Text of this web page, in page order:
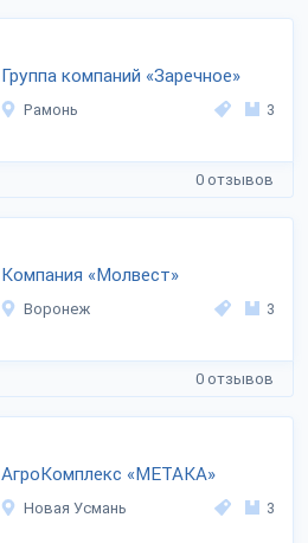
Группа компаний «Заречное»
Рамонь 3
0 отзывов
Компания «Молвест»
Воронеж 3
0 отзывов
АгроКомплекс «МЕТАКА»
Новая Усмань 3